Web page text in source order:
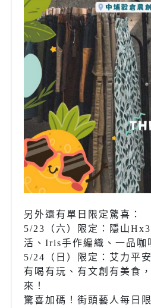
另外還有單日限定驚喜：
5/23（六）限定：隱山
活、Iris手作編織、一品咖
5/24（日）限定：艾力平
有喝有玩、有文創有美食
來！
驚喜加碼！街頭藝人每日